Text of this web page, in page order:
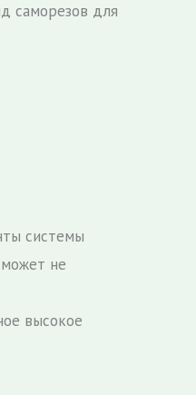
саморезов для
системы
не
высокое